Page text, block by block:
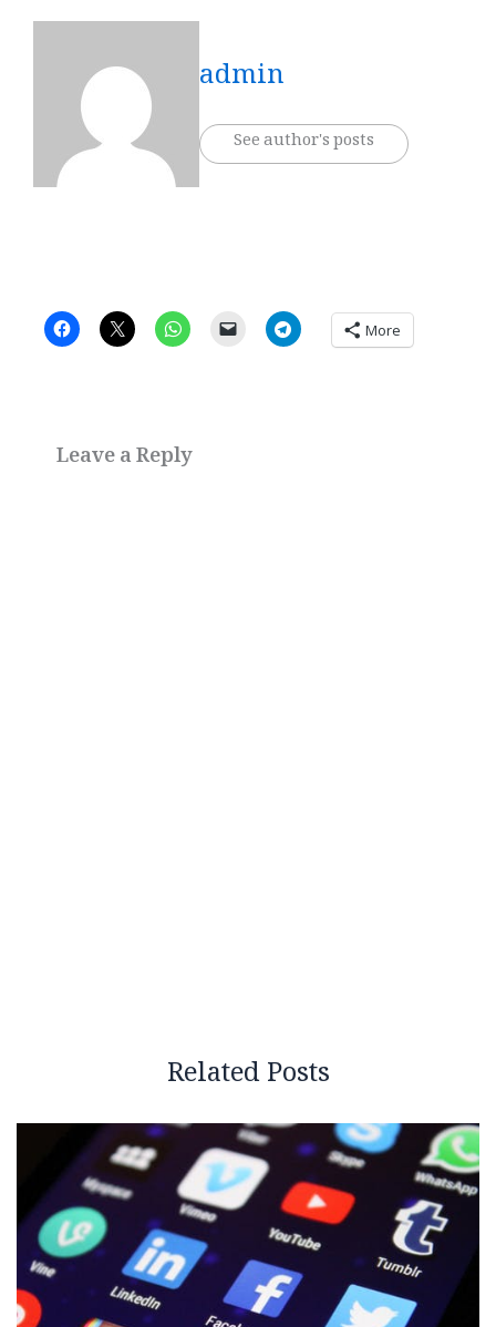
admin
See author's posts
More
Leave a Reply
Related Posts